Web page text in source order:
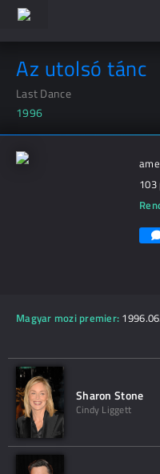
Az utolsó tánc
Last Dance
1996
103
Magyar mozi premier:
Sharon Stone
Cindy Liggett